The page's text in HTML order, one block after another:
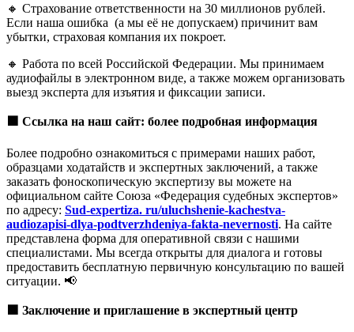
🔸 Страхование ответственности на 30 миллионов рублей.
Если наша ошибка (а мы её не допускаем) причинит вам
убытки, страховая компания их покроет.
🔸 Работа по всей Российской Федерации. Мы принимаем
аудиофайлы в электронном виде, а также можем организовать
выезд эксперта для изъятия и фиксации записи.
Ссылка на наш сайт: более подробная информация
Более подробно ознакомиться с примерами наших работ,
образцами ходатайств и экспертных заключений, а также
заказать фоноскопическую экспертизу вы можете на
официальном сайте Союза «Федерация судебных экспертов»
по адресу: Sud-expertiza. ru/uluchshenie-kachestva-
audiozapisi-dlya-podtverzhdeniya-fakta-nevernosti. На сайте
представлена форма для оперативной связи с нашими
специалистами. Мы всегда открыты для диалога и готовы
предоставить бесплатную первичную консультацию по вашей
ситуации. 📢
Заключение и приглашение в экспертный центр